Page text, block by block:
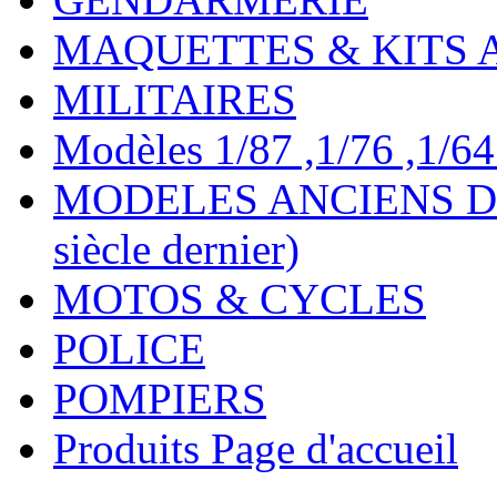
MAQUETTES & KITS
MILITAIRES
Modèles 1/87 ,1/76 ,1/
MODELES ANCIENS
siècle dernier)
MOTOS & CYCLES
POLICE
POMPIERS
Produits Page d'accueil